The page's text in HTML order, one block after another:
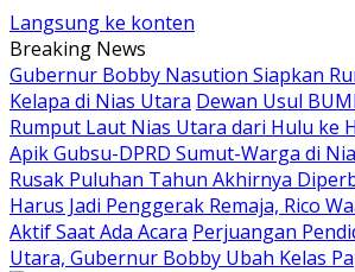
Langsung ke konten
Breaking News
Gubernur Bobby Nasution Siapkan
Kelapa di Nias Utara Dewan Usul
Rumput Laut Nias Utara dari Hulu ke
Apik Gubsu-DPRD Sumut-Warga di
Rusak Puluhan Tahun Akhirnya
Harus Jadi Penggerak Remaja, Rico
Aktif Saat Ada Acara Perjuangan
Utara, Gubernur Bobby Ubah Kelas